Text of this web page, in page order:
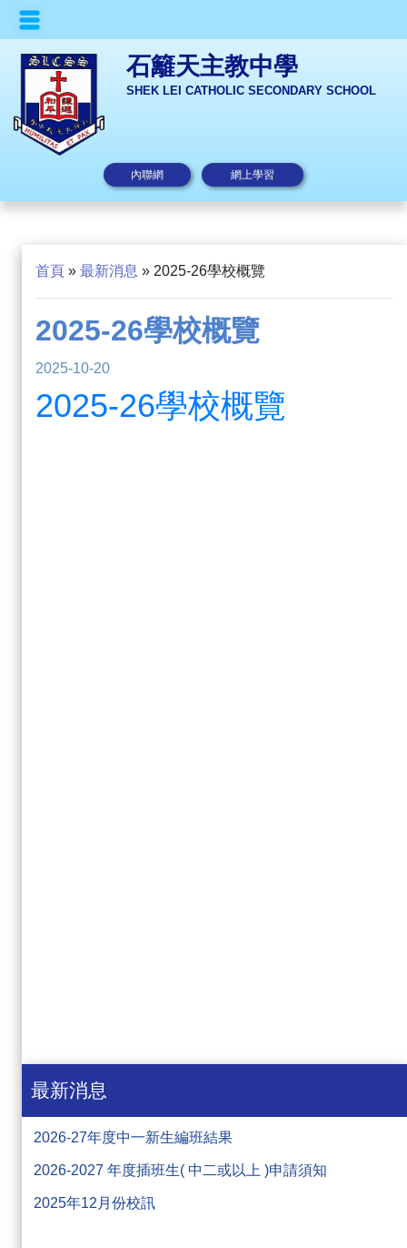
石籬天主教中學
SHEK LEI CATHOLIC SECONDARY SCHOOL
內聯網 網上學習
首頁 » 最新消息 » 2025-26學校概覽
2025-26學校概覽
2025-10-20
2025-26學校概覽
最新消息
2026-27年度中一新生編班結果
2026-2027 年度插班生( 中二或以上 )申請須知
2025年12月份校訊